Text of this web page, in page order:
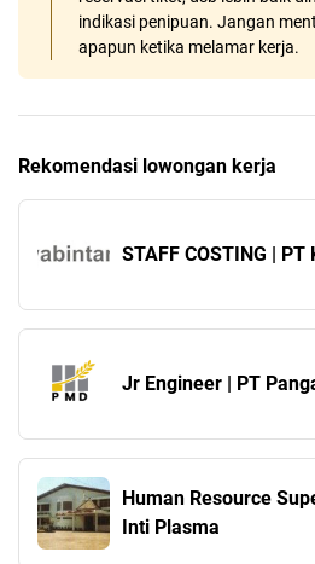
indikasi penipuan. Jangan
apapun ketika melamar kerja.
Rekomendasi lowongan kerja
STAFF
Jr Engineer | PT
Human Resource
Inti Plasma